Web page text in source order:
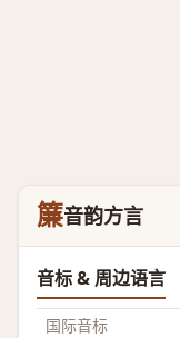
簾音韵方言
音标 & 周边语言
国际音标